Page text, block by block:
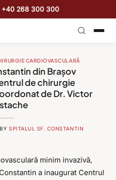
+40 268 300 300
CARDIOVASCULARĂ
din Brașov
de chirurgie
de Dr. Victor
BYSPITALUL SF. CONSTANTIN
minim invazivă,
a inaugurat Centrul